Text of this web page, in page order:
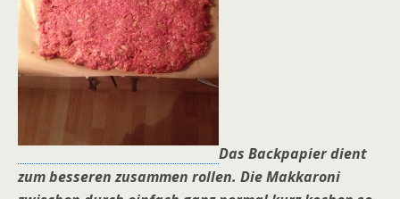
Das Backpapier dient
zum besseren zusammen rollen. Die Makkaroni